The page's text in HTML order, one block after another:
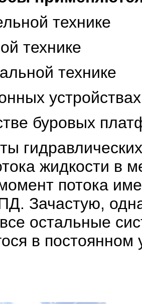
технике
технике
технике
устройствах
буровых
жидкости в
потока
Зачастую,
все остальные
в